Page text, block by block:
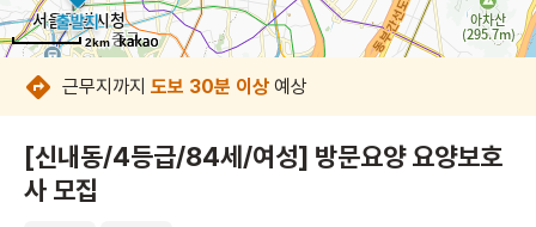
2km
2km
2km
2km
2km
2km
2km
2km
근무지까지 도보 30분 이상 예상
[신내동/4등급/84세/여성] 방문요양 요양보호
사 모집